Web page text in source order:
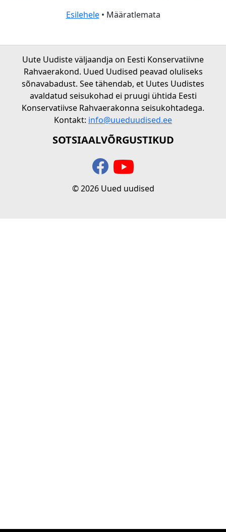
Esilehele• Määratlemata
Uute Uudiste väljaandja on Eesti Konservatiivne
Rahvaerakond. Uued Uudised peavad oluliseks
sõnavabadust. See tähendab, et Uutes Uudistes
avaldatud seisukohad ei pruugi ühtida Eesti
Konservatiivse Rahvaerakonna seisukohtadega.
Kontakt: info@uueduudised.ee
SOTSIAALVÕRGUSTIKUD
© 2026 Uued uudised